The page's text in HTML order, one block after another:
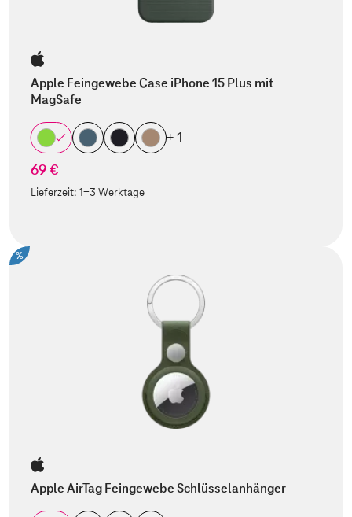
Apple Feingewebe Case iPhone 15 Plus mit
MagSafe
+ 1
69 €
Lieferzeit:1-3 Werktage
%
Apple AirTag Feingewebe Schlüsselanhänger